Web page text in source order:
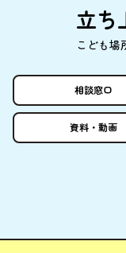
立ち
こども場
相談窓口
資料 ・ 動画